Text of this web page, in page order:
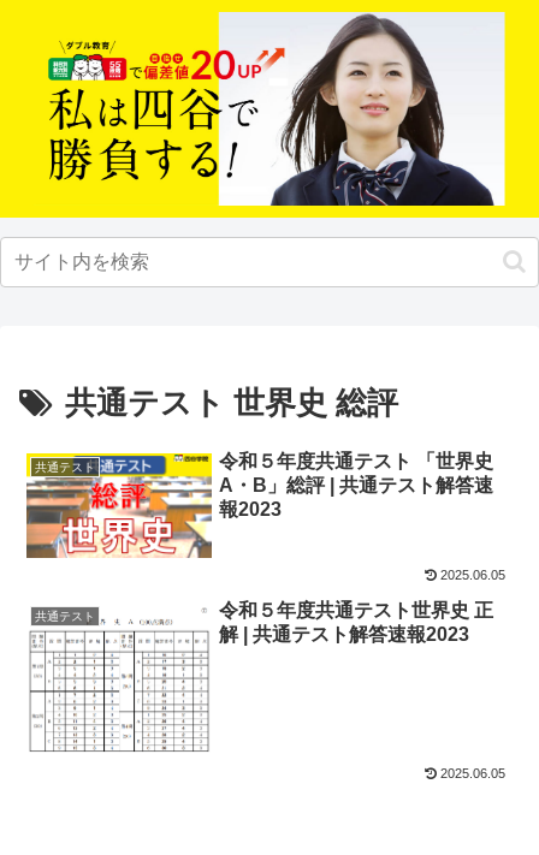
共通テスト 世界史 総評
共通テスト
令和５年度共通テスト 「世界史
A・B」総評 | 共通テスト解答速
報2023
2025.06.05
共通テスト
令和５年度共通テスト世界史 正
解 | 共通テスト解答速報2023
2025.06.05